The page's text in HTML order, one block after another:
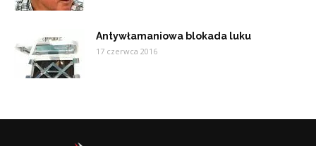
Antywłamaniowa blokada luku
17 czerwca 2016